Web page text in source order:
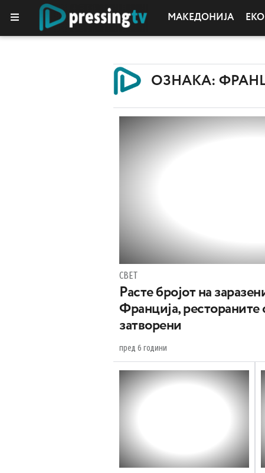
МАКЕДОНИЈА
ОЗНАКА:
СВЕТ
Расте бројот на
Франција, рестораните
затворени
пред 6 години